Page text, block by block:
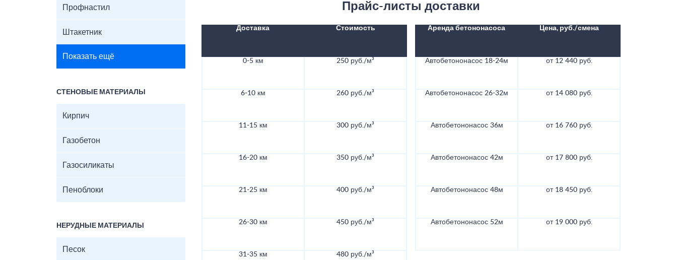
Профнастил
Штакетник
Показать ещё
СТЕНОВЫЕ МАТЕРИАЛЫ
Кирпич
Газобетон
Газосиликаты
Пеноблоки
НЕРУДНЫЕ МАТЕРИАЛЫ
Песок
Прайс-листы доставки
Доставка Стоимость
0-5 км 250 руб./м³
6-10 км 260 руб./м³
11-15 км 300 руб./м³
16-20 км 350 руб./м³
21-25 км 400 руб./м³
26-30 км 450 руб./м³
31-35 км 480 руб./м³
Аренда бетононасоса Цена, руб./смена
Автобетононасос 18-24м от 12 440 руб.
Автобетононасос 26-32м от 14 080 руб.
Автобетононасос 36м от 16 760 руб.
Автобетононасос 42м от 17 800 руб.
Автобетононасос 48м от 18 450 руб.
Автобетононасос 52м от 19 000 руб.